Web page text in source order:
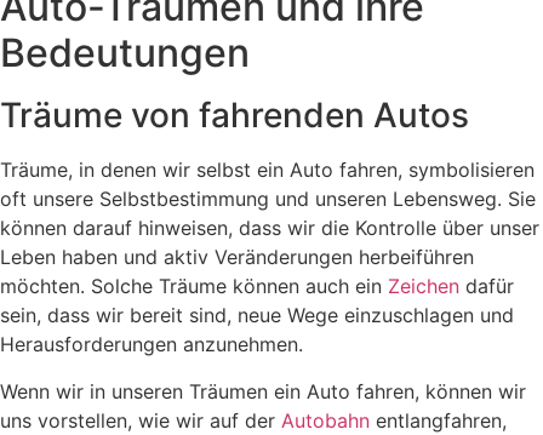
Bedeutungen
Träume von fahrenden Autos
Träume, in denen wir selbst ein Auto fahren, symbolisieren
oft unsere Selbstbestimmung und unseren Lebensweg. Sie
können darauf hinweisen, dass wir die Kontrolle über unser
Leben haben und aktiv Veränderungen herbeiführen
möchten. Solche Träume können auch ein Zeichen dafür
sein, dass wir bereit sind, neue Wege einzuschlagen und
Herausforderungen anzunehmen.
Wenn wir in unseren Träumen ein Auto fahren, können wir
uns vorstellen, wie wir auf der Autobahn entlangfahren,